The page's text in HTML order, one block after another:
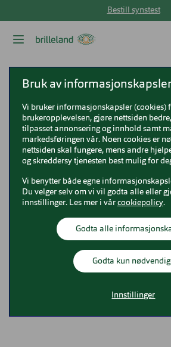
Bestill synstest
Ray-Ban 0RX7047
0RX7047
Bruk av informasjonskapsler
Vi bruker informasjonskapsler (cookies)
brukeropplevelsen, gjøre nettsiden
tilpasset annonsering og innhold samt
markedsføringen vår. Noen cookies er
nettsiden skal fungere, mens andre
og skreddersy tjenesten best mulig for
Vi benytter både egne
Du velger selv om vi vil godta alle eller
innstillinger. Les mer i vår cookiepolicy.
Godta alle
Godta kun
Innstillinger